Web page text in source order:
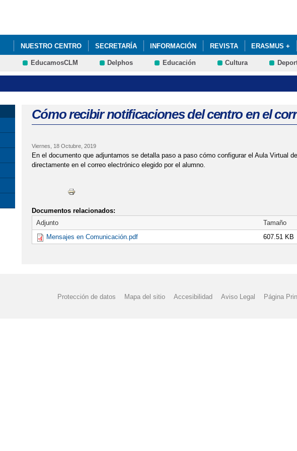
NUESTRO CENTRO SECRETARÍA INFORMACIÓN REVISTA ERASMUS +
PROCESO DE ADMISIÓN A LAS ESCUELAS OFICIALES DE IDIOMAS 24-25.
EducamosCLM Delphos Educación Cultura
Cómo recibir notificaciones del centro en el
Viernes, 18 Octubre, 2019
En el documento que adjuntamos se detalla paso a paso cómo configurar el Aula Virtual
directamente en el correo electrónico elegido por el alumno.
Documentos relacionados:
Adjunto
Tamaño
Mensajes en Comunicación.pdf
607.51 KB
Protección de datos Mapa del sitio Accesibilidad Aviso Legal Página